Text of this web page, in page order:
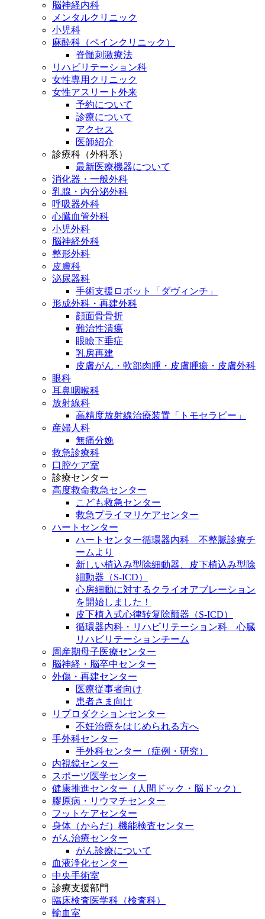
脳神経内科
メンタルクリニック
小児科
麻酔科（ペインクリニック）
脊髄刺激療法
リハビリテーション科
女性専用クリニック
女性アスリート外来
予約について
診療について
アクセス
医師紹介
診療科（外科系）
最新医療機器について
消化器・一般外科
乳腺・内分泌外科
呼吸器外科
心臓血管外科
小児外科
脳神経外科
整形外科
皮膚科
泌尿器科
手術支援ロボット「ダヴィンチ」
形成外科・再建外科
顔面骨骨折
難治性潰瘍
眼瞼下垂症
乳房再建
皮膚がん・軟部肉腫・皮膚腫瘍・皮膚外科
眼科
耳鼻咽喉科
放射線科
高精度放射線治療装置「トモセラピー」
産婦人科
無痛分娩
救急診療科
口腔ケア室
診療センター
高度救命救急センター
こども救急センター
救急プライマリケアセンター
ハートセンター
ハートセンター循環器内科 不整脈診療チ
ームより
新しい植込み型除細動器、皮下植込み型除
細動器（S-ICD）
心房細動に対するクライオアブレーション
を開始しました！
皮下植入式心律转复除颤器（S-ICD）
循環器内科・リハビリテーション科 心臓
リハビリテーションチーム
周産期母子医療センター
脳神経・脳卒中センター
外傷・再建センター
医療従事者向け
患者さま向け
リプロダクションセンター
不妊治療をはじめられる方へ
手外科センター
手外科センター（症例・研究）
内視鏡センター
スポーツ医学センター
健康推進センター（人間ドック・脳ドック）
膠原病・リウマチセンター
フットケアセンター
身体（からだ）機能検査センター
がん治療センター
がん診療について
血液浄化センター
中央手術室
診療支援部門
臨床検査医学科（検査科）
輸血室